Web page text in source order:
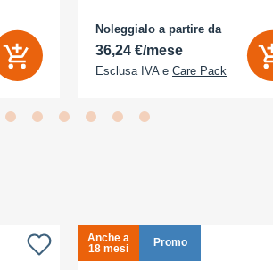
Noleggialo a partire da
36,24 €/mese
Esclusa IVA e Care Pack
Anche a
18 mesi
Promo